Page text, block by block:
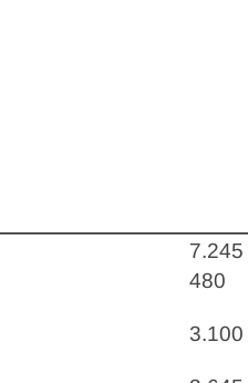
7.245
480
3.100